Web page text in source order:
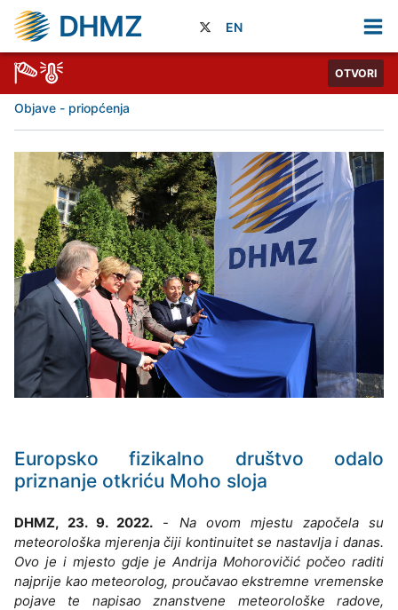
DHMZ EN
OTVORI
Objave - priopćenja
Europsko fizikalno društvo odalo
priznanje otkriću Moho sloja
DHMZ, 23. 9. 2022. - Na ovom mjestu započela su
meteorološka mjerenja čiji kontinuitet se nastavlja i danas.
Ovo je i mjesto gdje je Andrija Mohorovičić počeo raditi
najprije kao meteorolog, proučavao ekstremne vremenske
pojave te napisao znanstvene meteorološke radove,